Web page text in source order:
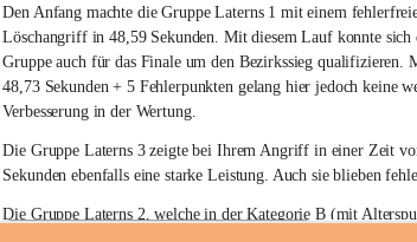
l
l
i
g
e
F
e
u
e
r
w
Den Anfang machte die Gruppe Laterns 1 mit einem
Löschangriff in 48,59 Sekunden. Mit diesem Lauf konnte sich
Gruppe auch für das Finale um den Bezirkssieg qualifizieren.
48,73 Sekunden + 5 Fehlerpunkten gelang hier jedoch keine
Verbesserung in der Wertung.
Die Gruppe Laterns 3 zeigte bei Ihrem Angriff in einer Zeit
Sekunden ebenfalls eine starke Leistung. Auch sie blieben
Die Gruppe Laterns 2, welche in der Kategorie B (mit